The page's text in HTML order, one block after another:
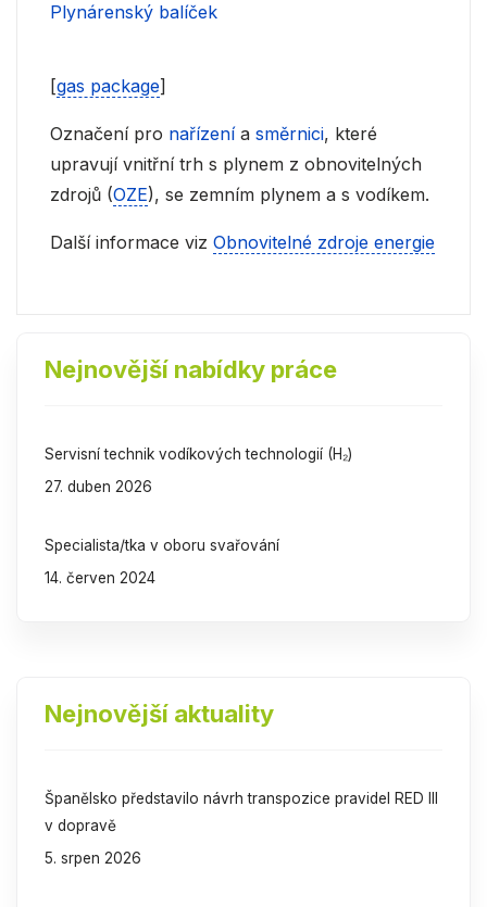
Plynárenský balíček
[gas package]
Označení pro nařízenía směrnici, které
upravují vnitřní trh s plynem z obnovitelných
zdrojů (OZE), se zemním plynem a s vodíkem.
Další informace viz Obnovitelné zdroje energie
Nejnovější nabídky práce
Servisní technik vodíkových technologií (H₂)
27. duben 2026
Specialista/tka v oboru svařování
14. červen 2024
Nejnovější aktuality
Španělsko představilo návrh transpozice pravidel RED III
v dopravě
5. srpen 2026